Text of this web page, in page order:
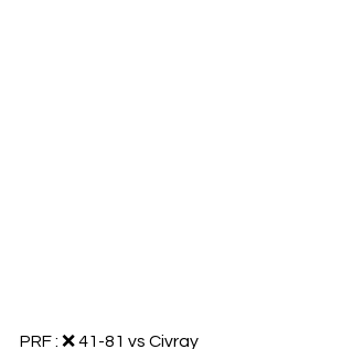
PRF : ❌️ 41-81 vs Civray